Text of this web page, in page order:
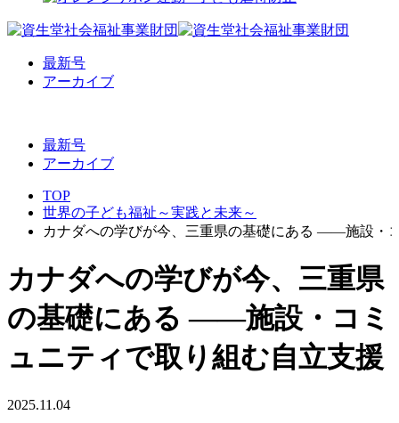
最新号
アーカイブ
最新号
アーカイブ
TOP
世界の子ども福祉～実践と未来～
カナダへの学びが今、三重県の基礎にある ――施設・
カナダへの学びが今、三重県
の基礎にある ――施設・コミ
ュニティで取り組む自立支援
2025.11.04